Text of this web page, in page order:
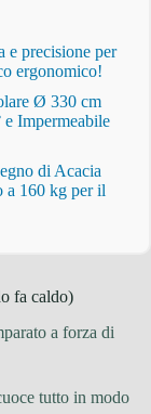
e precisione per
ergonomico!
Ø 330 cm
Impermeabile
di Acacia
a 160 kg per il
fa caldo)
a forza di
tutto in modo